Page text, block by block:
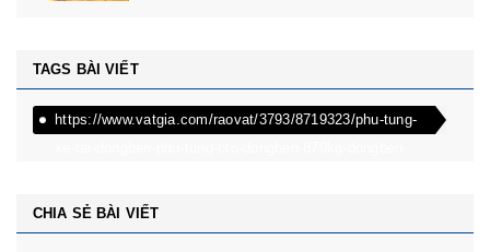
TAGS BÀI VIẾT
https://www.vatgia.com/raovat/3793/8719323/phu-tung-
CHIA SẺ BÀI VIẾT